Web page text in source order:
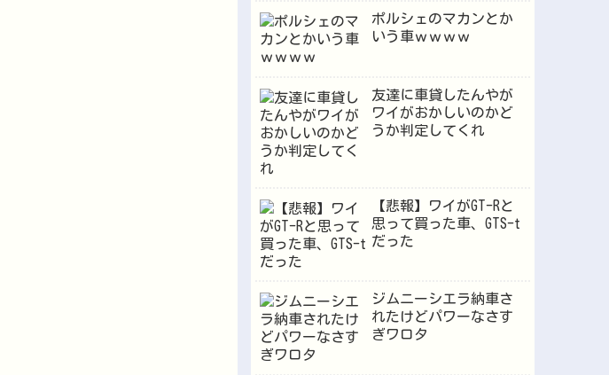
ポルシェのマカンとか
いう車ｗｗｗｗ
友達に車貸したんやが
ワイがおかしいのかど
うか判定してくれ
【悲報】ワイがGT-Rと
思って買った車、GTS-t
だった
ジムニーシエラ納車さ
れたけどパワーなさす
ぎワロタ